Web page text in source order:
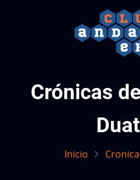
Crónicas
Inicio